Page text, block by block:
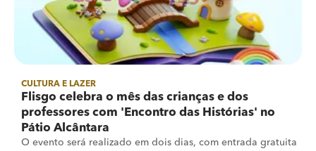
CULTURA E LAZER
Flisgo celebra o mês das crianças e dos
professores com 'Encontro das Histórias' no
Pátio Alcântara
O evento será realizado em dois dias, com entrada gratuita